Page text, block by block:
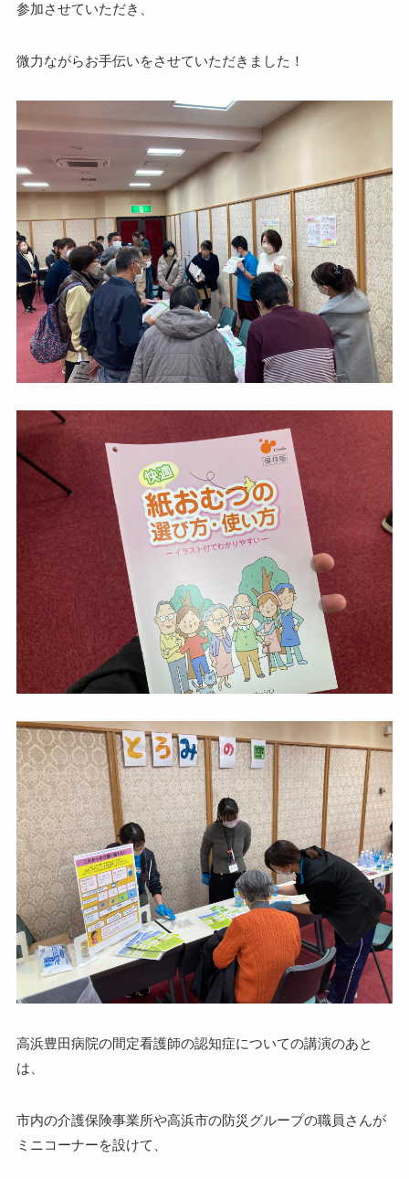
参加させていただき、
微力ながらお手伝いをさせていただきました！
高浜豊田病院の間定看護師の認知症についての講演のあと
は、
市内の介護保険事業所や高浜市の防災グループの職員さんが
ミニコーナーを設けて、